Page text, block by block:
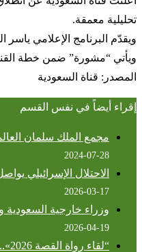
تحليلية معمقة.
ويقدّم البرنامج الإعلامي
ويأتي “مشورة” ضمن خطة
المصدر: قناة السعودية
إقراء أيضاً في نفس القسم
مجمع الملك سلمان
2024-07-28
الاحتلال الإسرائيلي يواصل إغلاق
2026-03-17
وزراء خارجية
2026-04-19
“لقاء رواة القصة 2026».. منصة تجمع رواد الثقافة وريادة الأعمال في السعودية